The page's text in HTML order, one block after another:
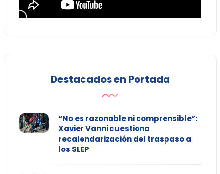
Destacados en Portada
“No es razonable ni comprensible”:
Xavier Vanni cuestiona
recalendarización del traspaso a
los SLEP